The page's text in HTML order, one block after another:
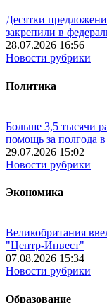
Десятки
закрепили в
28.07.2026 16:56
Новости рубрики
Политика
Больше 3,5 тысячи
помощь за полгода
29.07.2026 15:02
Новости рубрики
Экономика
Великобритания
"Центр-Инвест"
07.08.2026 15:34
Новости рубрики
Образование